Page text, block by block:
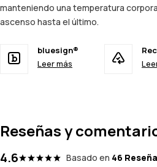
manteniendo una temperatura
ascenso hasta el último.
bluesign®
Leer más
Reseñas y
4.6 Basado en 46